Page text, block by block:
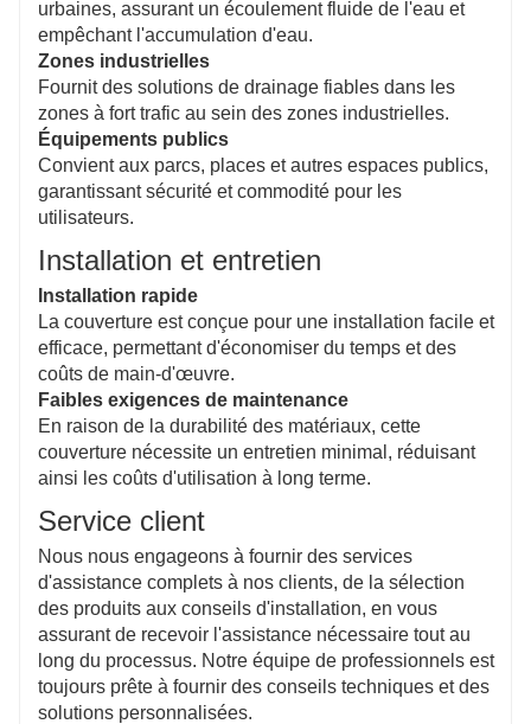
urbaines, assurant un écoulement fluide de l'eau et
empêchant l'accumulation d'eau.
Zones industrielles
Fournit des solutions de drainage fiables dans les
zones à fort trafic au sein des zones industrielles.
Équipements publics
Convient aux parcs, places et autres espaces publics,
garantissant sécurité et commodité pour les
utilisateurs.
Installation et entretien
Installation rapide
La couverture est conçue pour une installation facile et
efficace, permettant d'économiser du temps et des
coûts de main-d'œuvre.
Faibles exigences de maintenance
En raison de la durabilité des matériaux, cette
couverture nécessite un entretien minimal, réduisant
ainsi les coûts d'utilisation à long terme.
Service client
Nous nous engageons à fournir des services
d'assistance complets à nos clients, de la sélection
des produits aux conseils d'installation, en vous
assurant de recevoir l'assistance nécessaire tout au
long du processus. Notre équipe de professionnels est
toujours prête à fournir des conseils techniques et des
solutions personnalisées.